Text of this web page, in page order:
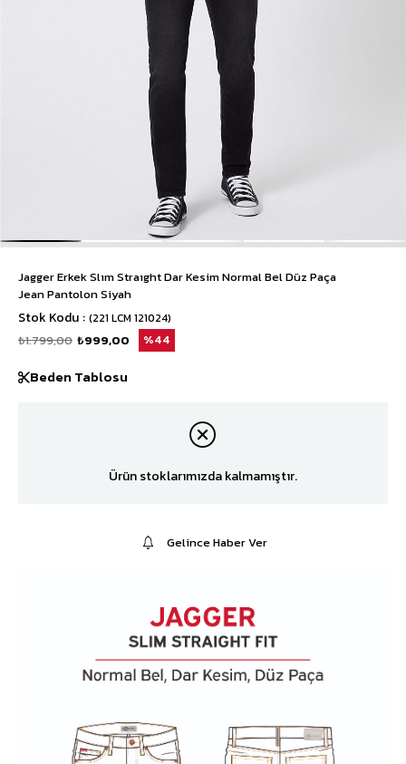
Jagger Erkek Slım Straıght Dar Kesim Normal Bel Düz Paça
Jean Pantolon Siyah
Stok Kodu (221 LCM 121024)
₺1.799,00 ₺999,00 44
Beden Tablosu
Ürün stoklarımızda kalmamıştır.
Gelince Haber Ver